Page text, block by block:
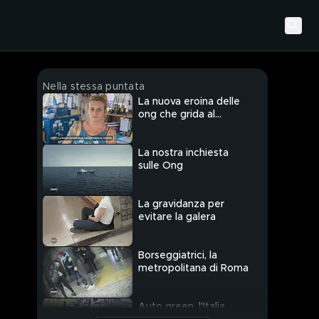
Nella stessa puntata
La nuova eroina delle
ong che grida al
La nostra inchiesta
sulle Ong
La gravidanza per
evitare la galera
Borseggiatrici, la
metropolitana di Roma
Auto green, l'Italia